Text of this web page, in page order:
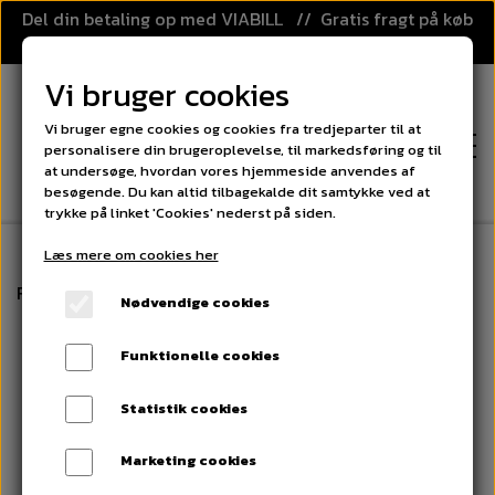
Del din betaling op med VIABILL // Gratis fragt på køb
over 499,-
FORSIDE
KATEGORIER
PRISGARANTI
KLUBAFTALE
Forside Floorball Floorball stav - EPIC YOUNGSTER
Vi bruger cookies
Vi bruger egne cookies og cookies fra tredjeparter til at
personalisere din brugeroplevelse, til markedsføring og til
at undersøge, hvordan vores hjemmeside anvendes af
besøgende. Du kan altid tilbagekalde dit samtykke ved at
trykke på linket 'Cookies' nederst på siden.
Læs mere om cookies her
Nødvendige cookies
Funktionelle cookies
Statistik cookies
Marketing cookies